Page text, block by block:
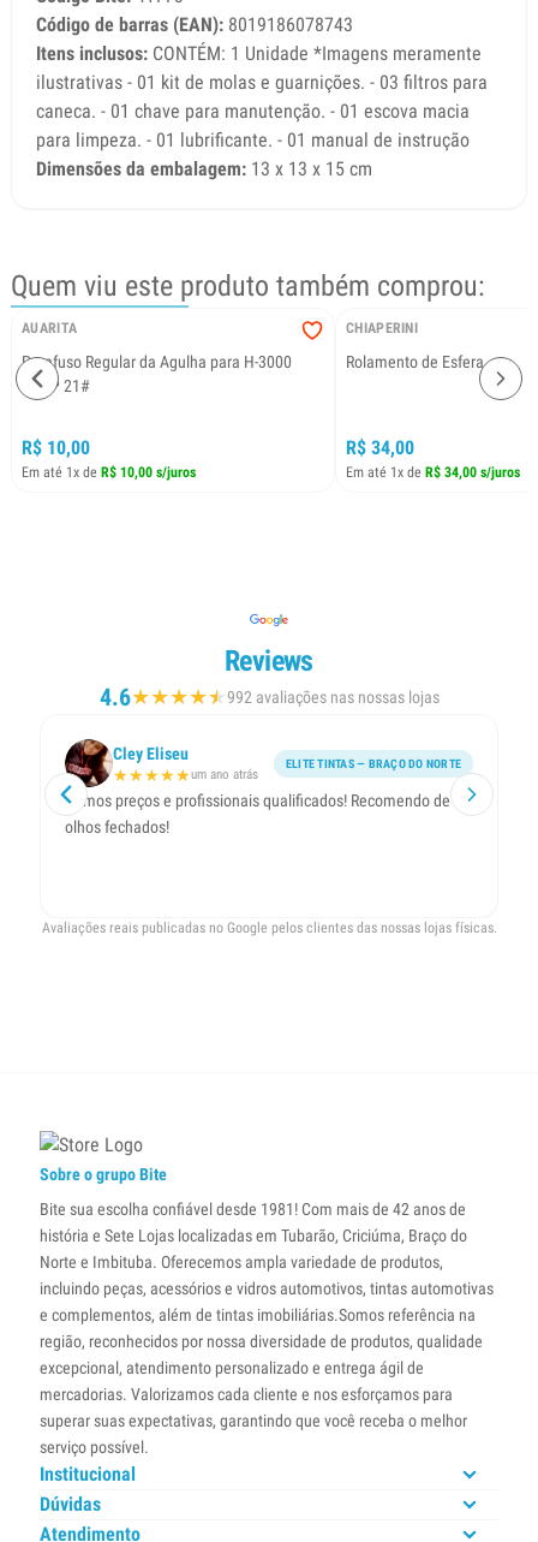
Código de barras (EAN): 8019186078743
Itens inclusos: CONTÉM: 1 Unidade *Imagens meramente
ilustrativas - 01 kit de molas e guarnições. - 03 filtros para
caneca. - 01 chave para manutenção. - 01 escova macia
para limpeza. - 01 lubrificante. - 01 manual de instrução
Dimensões da embalagem: 13 x 13 x 15 cm
Quem viu este produto também comprou:
AUARITA
Parafuso Regular da Agulha para H-3000
HVLP 21#
R$ 10,00
Em até 1x de R$ 10,00 s/juros
CHIAPERINI
Rolamento de Esfera
R$ 34,00
Em até 1x de R$ 34,00 s/juros
Reviews
4.6★★★★★
★992 avaliações nas nossas lojas
Cley Eliseu
★★★★★um ano atrás
ELITE TINTAS — BRAÇO DO NORTE
Ótimos preços e profissionais qualificados! Recomendo de
olhos fechados!
Avaliações reais publicadas no Google pelos clientes das nossas lojas físicas.
Sobre o grupo Bite
Bite sua escolha confiável desde 1981! Com mais de 42 anos de
história e Sete Lojas localizadas em Tubarão, Criciúma, Braço do
Norte e Imbituba. Oferecemos ampla variedade de produtos,
incluindo peças, acessórios e vidros automotivos, tintas automotivas
e complementos, além de tintas imobiliárias.Somos referência na
região, reconhecidos por nossa diversidade de produtos, qualidade
excepcional, atendimento personalizado e entrega ágil de
mercadorias. Valorizamos cada cliente e nos esforçamos para
superar suas expectativas, garantindo que você receba o melhor
serviço possível.
Institucional
Dúvidas
Atendimento